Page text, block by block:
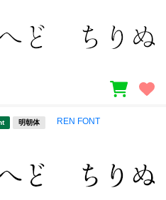
明朝体 REN FONT